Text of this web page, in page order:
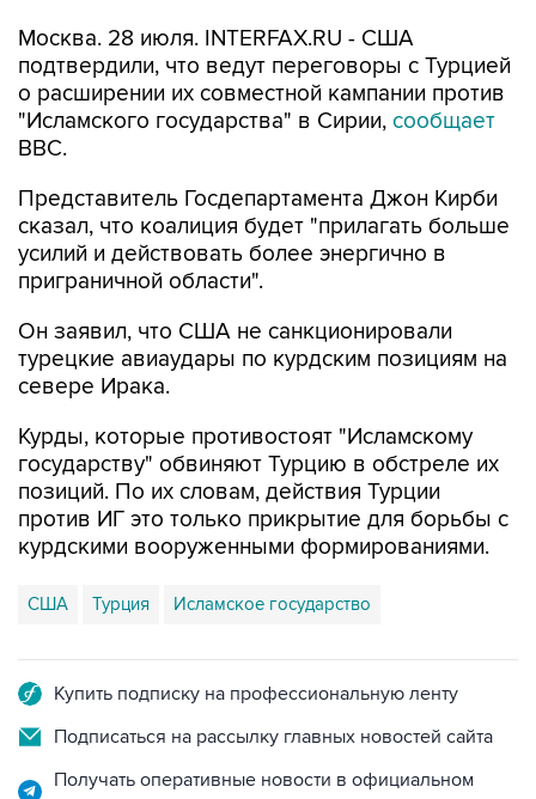
Москва. 28 июля. INTERFAX.RU - США
подтвердили, что ведут переговоры с Турцией
о расширении их совместной кампании против
"Исламского государства" в Сирии, cообщает
BBC.
Представитель Госдепартамента Джон Кирби
сказал, что коалиция будет "прилагать больше
усилий и действовать более энергично в
приграничной области".
Он заявил, что США не санкционировали
турецкие авиаудары по курдским позициям на
севере Ирака.
Курды, которые противостоят "Исламскому
государству" обвиняют Турцию в обстреле их
позиций. По их словам, действия Турции
против ИГ это только прикрытие для борьбы с
курдскими вооруженными формированиями.
США Турция Исламское государство
Купить подписку на профессиональную ленту
Подписаться на рассылку главных новостей сайта
Получать оперативные новости в официальном